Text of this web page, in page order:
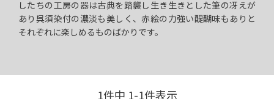
したちの工房の器は古典を踏襲し生き生きとした筆の冴えが
あり呉須染付の濃淡も美しく、赤絵の力強い醍醐味もありと
それぞれに楽しめるものばかりです。
1件中 1-1件表示